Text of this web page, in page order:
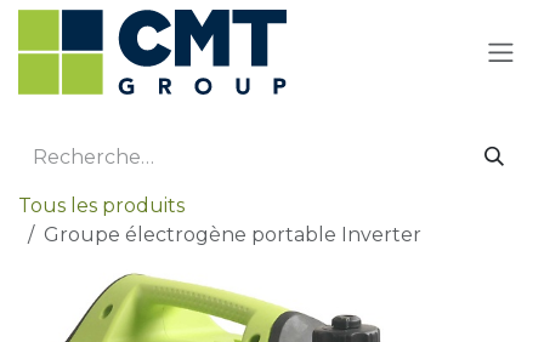
Se rendre au contenu
Tous les produits
Groupe électrogène portable Inverter